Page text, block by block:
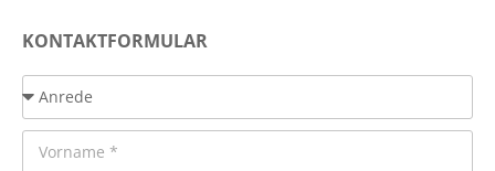
KONTAKTFORMULAR